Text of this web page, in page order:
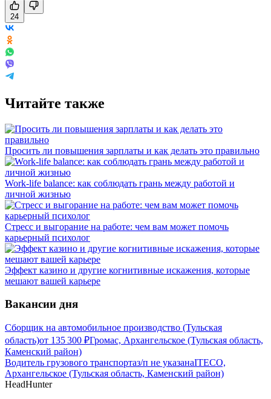
24
Читайте также
Просить ли повышения зарплаты и как делать это правильно
Work-life balance: как соблюдать грань между работой и
личной жизнью
Стресс и выгорание на работе: чем вам может помочь
карьерный психолог
Эффект казино и другие когнитивные искажения, которые
мешают вашей карьере
Вакансии дня
Сборщик на автомобильное производство (Тульская
область)от 135 300 ₽Громас, Архангельское (Тульская область,
Каменский район)
Водитель грузового транспортаз/п не указанаITECO,
Архангельское (Тульская область, Каменский район)
HeadHunter